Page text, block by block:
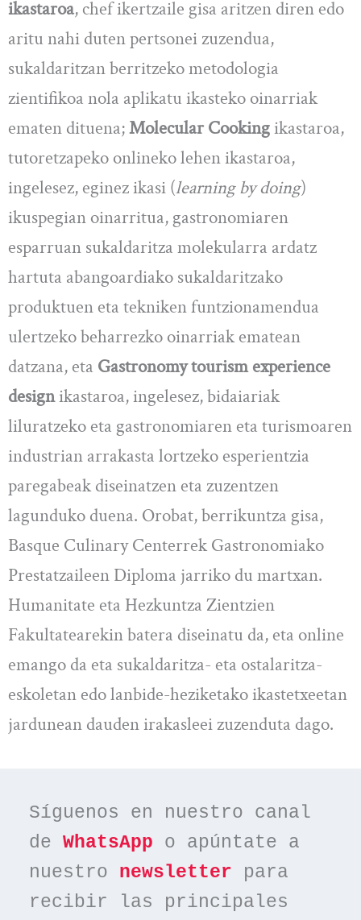
ikastaroa, chef ikertzaile gisa aritzen diren edo
aritu nahi duten pertsonei zuzendua,
sukaldaritzan berritzeko metodologia
zientifikoa nola aplikatu ikasteko oinarriak
ematen dituena;Molecular Cookingikastaroa,
tutoretzapeko onlineko lehen ikastaroa,
ingelesez, eginez ikasi (learning by doing)
ikuspegian oinarritua, gastronomiaren
esparruan sukaldaritza molekularra ardatz
hartuta abangoardiako sukaldaritzako
produktuen eta tekniken funtzionamendua
ulertzeko beharrezko oinarriak ematean
datzana, eta Gastronomy tourism experience
designikastaroa, ingelesez, bidaiariak
liluratzeko eta gastronomiaren eta turismoaren
industrian arrakasta lortzeko esperientzia
paregabeak diseinatzen eta zuzentzen
lagunduko duena. Orobat, berrikuntza gisa,
Basque Culinary Centerrek Gastronomiako
Prestatzaileen Diploma jarriko du martxan.
Humanitate eta Hezkuntza Zientzien
Fakultatearekin batera diseinatu da, eta online
emango da eta sukaldaritza- eta ostalaritza-
eskoletan edo lanbide-heziketako ikastetxeetan
jardunean dauden irakasleei zuzenduta dago.
Síguenos en nuestro canal
de WhatsApp o apúntate a
nuestro newsletter para
recibir las principales